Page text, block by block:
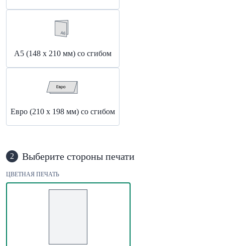
А5 (148 x 210 мм) со сгибом
Евро (210 x 198 мм) со сгибом
2 Выберите стороны печати
ЦВЕТНАЯ ПЕЧАТЬ